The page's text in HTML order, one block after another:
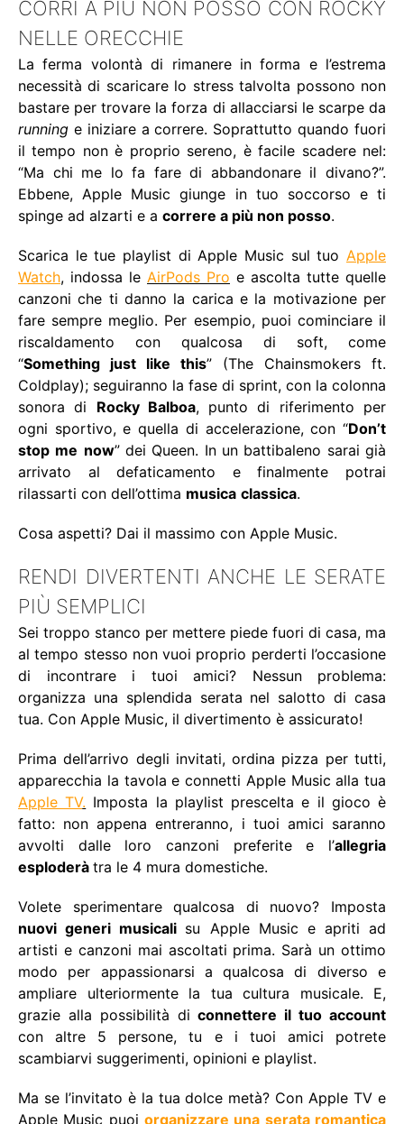
CORRI A PIÙ NON POSSO CON ROCKY
NELLE ORECCHIE
La ferma volontà di rimanere in forma e l’estrema
necessità di scaricare lo stress talvolta possono non
bastare per trovare la forza di allacciarsi le scarpe da
running e iniziare a correre. Soprattutto quando fuori
il tempo non è proprio sereno, è facile scadere nel:
“Ma chi me lo fa fare di abbandonare il divano?”.
Ebbene, Apple Music giunge in tuo soccorso e ti
spinge ad alzarti e a correre a più non posso.
Scarica le tue playlist di Apple Music sul tuo Apple
Watch, indossa le AirPods Pro e ascolta tutte quelle
canzoni che ti danno la carica e la motivazione per
fare sempre meglio. Per esempio, puoi cominciare il
riscaldamento con qualcosa di soft, come
“Something just like this” (The Chainsmokers ft.
Coldplay); seguiranno la fase di sprint, con la colonna
sonora di Rocky Balboa, punto di riferimento per
ogni sportivo, e quella di accelerazione, con “Don’t
stop me now” dei Queen. In un battibaleno sarai già
arrivato al defaticamento e finalmente potrai
rilassarti con dell’ottima musica classica.
Cosa aspetti? Dai il massimo con Apple Music.
RENDI DIVERTENTI ANCHE LE SERATE
PIÙ SEMPLICI
Sei troppo stanco per mettere piede fuori di casa, ma
al tempo stesso non vuoi proprio perderti l’occasione
di incontrare i tuoi amici? Nessun problema:
organizza una splendida serata nel salotto di casa
tua. Con Apple Music, il divertimento è assicurato!
Prima dell’arrivo degli invitati, ordina pizza per tutti,
apparecchia la tavola e connetti Apple Music alla tua
Apple TV. Imposta la playlist prescelta e il gioco è
fatto: non appena entreranno, i tuoi amici saranno
avvolti dalle loro canzoni preferite e l’allegria
esploderà tra le 4 mura domestiche.
Volete sperimentare qualcosa di nuovo? Imposta
nuovi generi musicali su Apple Music e apriti ad
artisti e canzoni mai ascoltati prima. Sarà un ottimo
modo per appassionarsi a qualcosa di diverso e
ampliare ulteriormente la tua cultura musicale. E,
grazie alla possibilità diconnettere il tuo account
con altre 5 persone, tu e i tuoi amici potrete
scambiarvi suggerimenti, opinioni e playlist.
Ma se l’invitato è la tua dolce metà? Con Apple TV e
Apple Music puoi organizzare una serata romantica